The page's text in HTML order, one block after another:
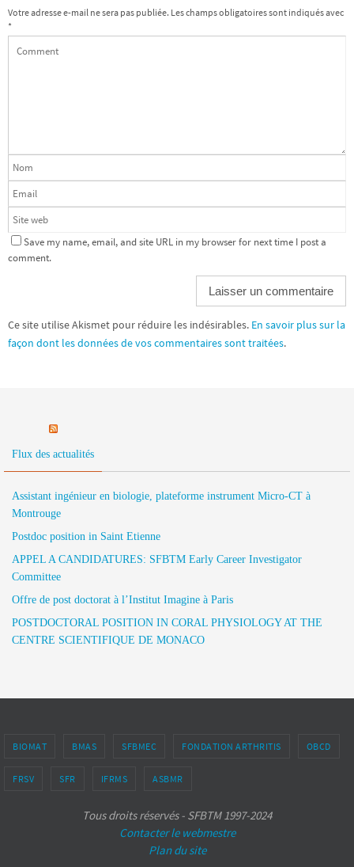
Votre adresse e-mail ne sera pas publiée. Les champs obligatoires sont indiqués avec
*
Save my name, email, and site URL in my browser for next time I post a
comment.
Ce site utilise Akismet pour réduire les indésirables. En savoir plus sur la
façon dont les données de vos commentaires sont traitées.
Flux des actualités
Assistant ingénieur en biologie, plateforme instrument Micro-CT à
Montrouge
Postdoc position in Saint Etienne
APPEL A CANDIDATURES: SFBTM Early Career Investigator
Committee
Offre de post doctorat à l’Institut Imagine à Paris
POSTDOCTORAL POSITION IN CORAL PHYSIOLOGY AT THE
CENTRE SCIENTIFIQUE DE MONACO
BIOMAT BMAS SFBMEC FONDATION ARTHRITIS OBCD
FRSV SFR IFRMS ASBMR
Tous droits réservés - SFBTM 1997-2024
Contacter le webmestre
Plan du site